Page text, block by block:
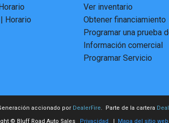
| Horario
Ver inventario
Obtener financiamiento
Programar una prueba
Información comercial
Programar Servicio
accionado por DealerFire. Parte de la cartera
© Bluff Road Auto Sales
Privacidad | Mapa del sitio web